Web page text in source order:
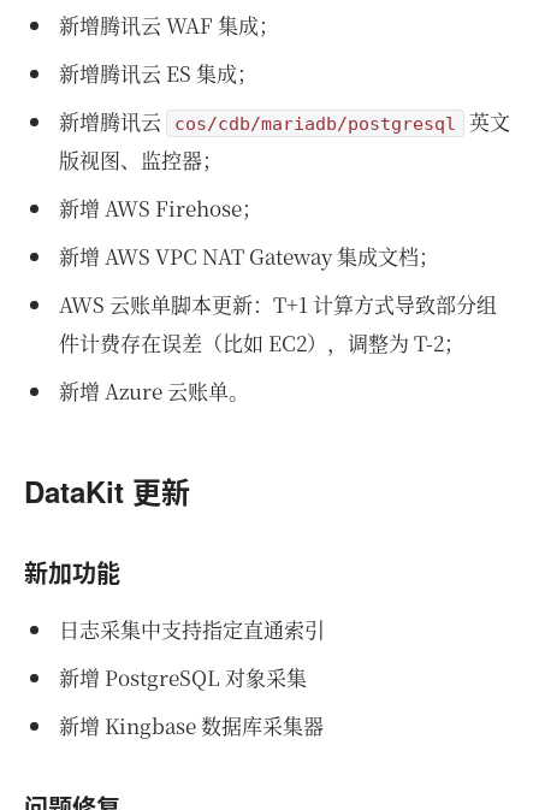
新增腾讯云 WAF 集成；
新增腾讯云 ES 集成；
新增腾讯云
cos/cdb/mariadb/postgresql 英文
版视图、监控器；
新增 AWS Firehose；
新增 AWS VPC NAT Gateway 集成文档；
AWS 云账单脚本更新：T+1 计算方式导致部分组
件计费存在误差（比如 EC2），调整为 T-2；
新增 Azure 云账单。
DataKit 更新
新加功能
日志采集中支持指定直通索引
新增 PostgreSQL 对象采集
新增 Kingbase 数据库采集器